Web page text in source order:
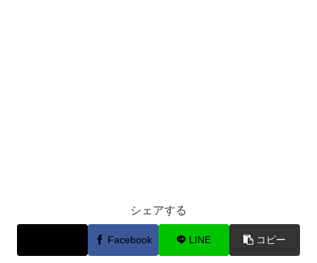
シェアする
Facebook LINE コピー